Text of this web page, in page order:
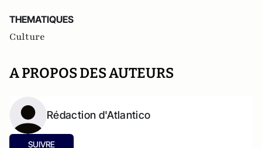
THEMATIQUES
Culture
A PROPOS DES AUTEURS
Rédaction d'Atlantico
SUIVRE